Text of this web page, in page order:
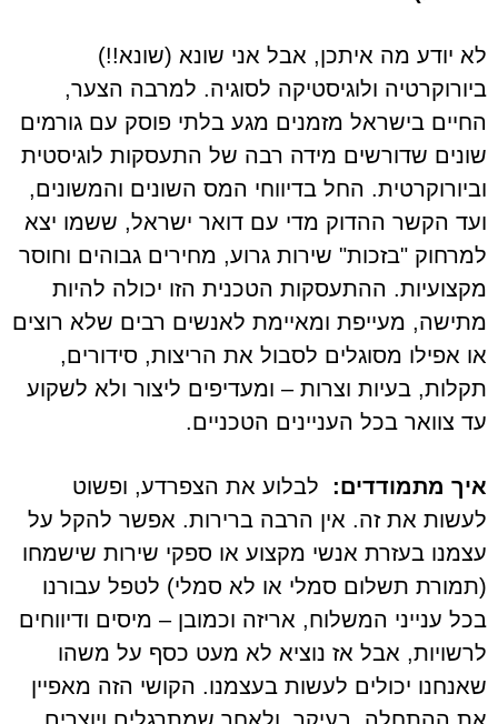
לא יודע מה איתכן, אבל אני שונא (שונא!!)
ביורוקרטיה ולוגיסטיקה לסוגיה. למרבה הצער,
החיים בישראל מזמנים מגע בלתי פוסק עם גורמים
שונים שדורשים מידה רבה של התעסקות לוגיסטית
וביורוקרטית. החל בדיווחי המס השונים והמשונים,
ועד הקשר ההדוק מדי עם דואר ישראל, ששמו יצא
למרחוק "בזכות" שירות גרוע, מחירים גבוהים וחוסר
מקצועיות. ההתעסקות הטכנית הזו יכולה להיות
מתישה, מעייפת ומאיימת לאנשים רבים שלא רוצים
או אפילו מסוגלים לסבול את הריצות, סידורים,
תקלות, בעיות וצרות – ומעדיפים ליצור ולא לשקוע
עד צוואר בכל העניינים הטכניים.
איך מתמודדים:
לבלוע את הצפרדע, ופשוט
לעשות את זה. אין הרבה ברירות. אפשר להקל על
עצמנו בעזרת אנשי מקצוע או ספקי שירות שישמחו
(תמורת תשלום סמלי או לא סמלי) לטפל עבורנו
בכל ענייני המשלוח, אריזה וכמובן – מיסים ודיווחים
לרשויות, אבל אז נוציא לא מעט כסף על משהו
שאנחנו יכולים לעשות בעצמנו. הקושי הזה מאפיין